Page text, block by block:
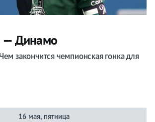
— Динамо
закончится чемпионская гонка для
16 мая, пятница